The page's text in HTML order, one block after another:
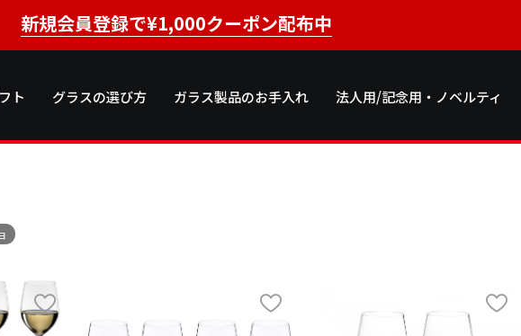
新規会員登録で¥1,000クーポン配布中
ト グラスの選び方 ガラス製品のお手入れ 法人用/記念用・ノベルティ